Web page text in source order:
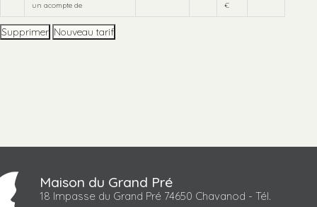
un acompte de
€
Maison du Grand Pré
18 Impasse du Grand Pré 74650 Chavanod - Tél.